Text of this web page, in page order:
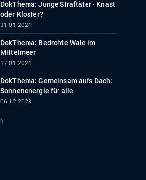
DokThema: Junge Straftäter · Knast
oder Kloster?
31.01.2024
DokThema: Bedrohte Wale im
Mittelmeer
17.01.2024
DokThema: Gemeinsam aufs Dach:
Sonnenenergie für alle
06.12.2023